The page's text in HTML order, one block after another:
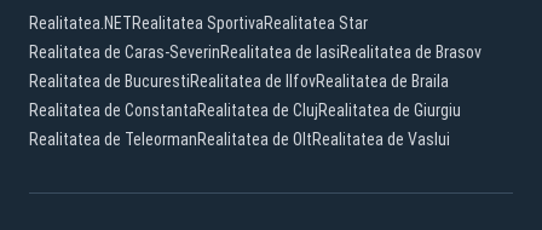
Realitatea.NETRealitatea SportivaRealitatea Star
Realitatea de Caras-SeverinRealitatea de IasiRealitatea de Brasov
Realitatea de BucurestiRealitatea de IlfovRealitatea de Braila
Realitatea de ConstantaRealitatea de ClujRealitatea de Giurgiu
Realitatea de TeleormanRealitatea de OltRealitatea de Vaslui